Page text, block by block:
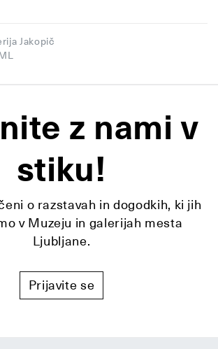
Jakopič
z nami v
stiku!
o razstavah in dogodkih, ki jih
v Muzeju in galerijah mesta
Ljubljane.
Prijavite se